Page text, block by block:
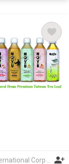
BABI International Corp. Taiwan Branch (B.V.I)